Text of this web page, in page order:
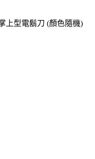
上型電鬍刀 (顏色隨機)